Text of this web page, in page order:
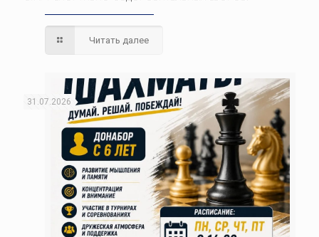
Читать далее
31.07.2026